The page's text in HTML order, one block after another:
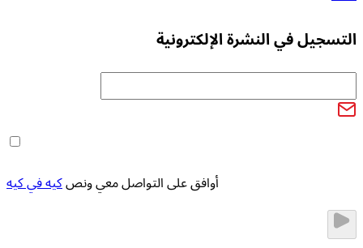
التسجيل في النشرة الإلكترونية
أوافق على التواصل معي ونصكيه في كيه